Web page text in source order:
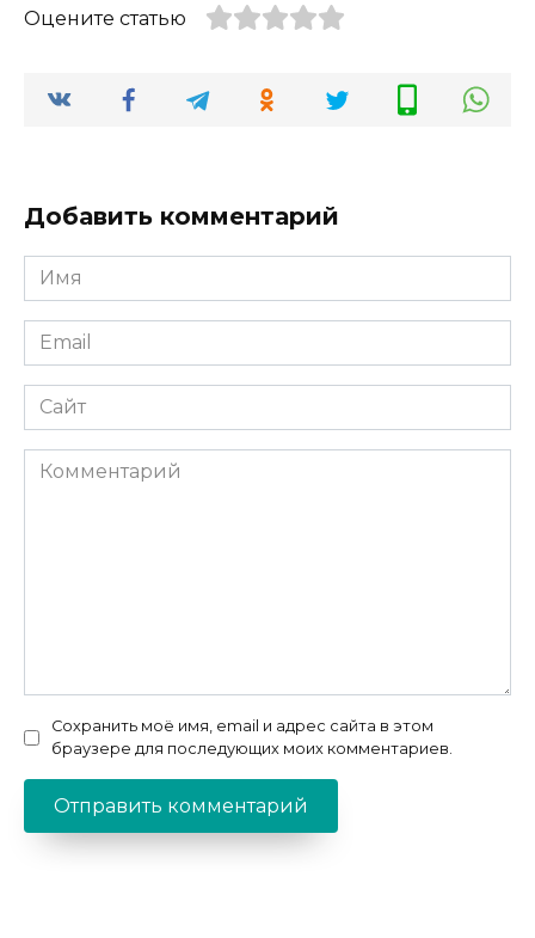
Оцените статью
Добавить комментарий
Имя
*
Email
*
Сайт
Комментарий
Сохранить моё имя, email и адрес сайта в этом
браузере для последующих моих комментариев.